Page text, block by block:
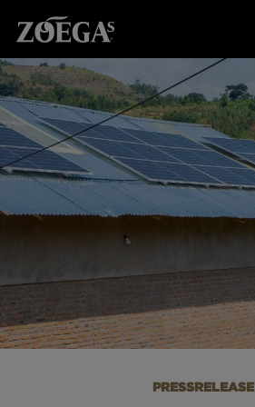
PRESSRELEASE